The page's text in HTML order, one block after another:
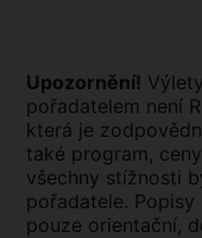
Upozornění!
pořadatelem není
která je
také program,
všechny stížnosti
pořadatele.
pouze orientační,